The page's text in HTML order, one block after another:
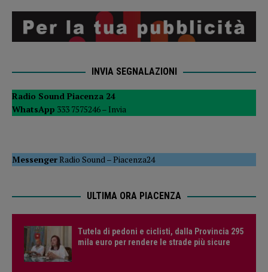
INVIA SEGNALAZIONI
Radio Sound Piacenza 24
WhatsApp 333 7575246 – Invia
MessengerRadio Sound –Piacenza24
ULTIMA ORA PIACENZA
Tutela di pedoni e ciclisti, dalla Provincia 295
mila euro per rendere le strade più sicure